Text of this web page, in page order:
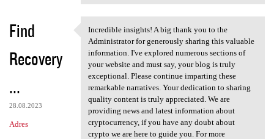
Find
Recovery
...
28.08.2023
Adres
Incredible insights! A big
Incredible insights! A big thank you to the
Administrator for generously sharing this valuable
information. I've explored numerous sections of
your website and must say, your blog is truly
exceptional. Please continue imparting these
remarkable narratives. Your dedication to sharing
quality content is truly appreciated. We are
providing news and latest information about
cryptocurrency, if you have any doubt about
crypto we are here to guide you. For more